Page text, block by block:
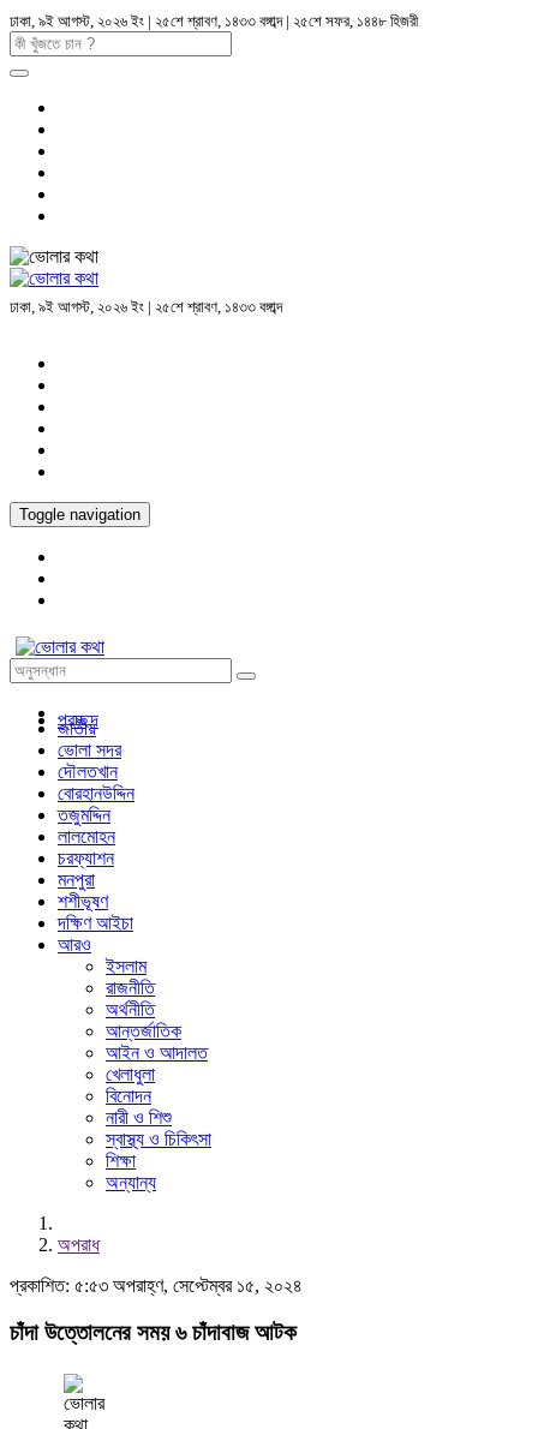
ঢাকা, ৯ই আগস্ট, ২০২৬ ইং | ২৫শে শ্রাবণ, ১৪৩৩ বঙ্গাব্দ | ২৫শে সফর, ১৪৪৮ হিজরী
ঢাকা, ৯ই আগস্ট, ২০২৬ ইং | ২৫শে শ্রাবণ, ১৪৩৩ বঙ্গাব্দ
Toggle navigation
প্রচ্ছদ
জাতীয়
ভোলা সদর
দৌলতখান
বোরহানউদ্দিন
তজুমদ্দিন
লালমোহন
চরফ্যাশন
মনপুরা
শশীভূষণ
দক্ষিণ আইচা
আরও
ইসলাম
রাজনীতি
অর্থনীতি
আন্তর্জাতিক
আইন ও আদালত
খেলাধুলা
বিনোদন
নারী ও শিশু
স্বাস্থ্য ও চিকিৎসা
শিক্ষা
অন্যান্য
অপরাধ
প্রকাশিত: ৫:৫৩ অপরাহ্ণ, সেপ্টেম্বর ১৫, ২০২৪
চাঁদা উত্তোলনের সময় ৬ চাঁদাবাজ আটক